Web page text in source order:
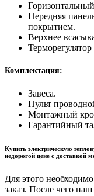
Передняя
покрытием.
Верхнее
Комплектация:
Завеса.
Пульт
Монтажный
Гарантийный
Купить электрическую
недорогой цене с доставкой
Для этого
заказ. После чего